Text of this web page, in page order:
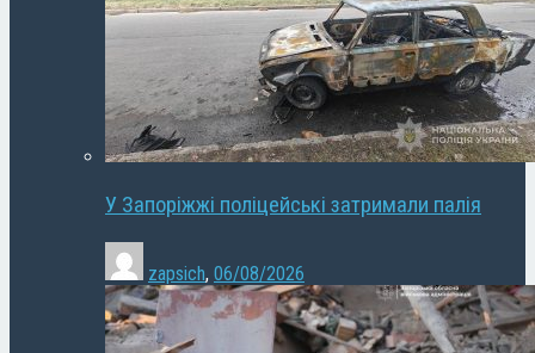
У Запоріжжі поліцейські затримали палія
zapsich, 06/08/2026